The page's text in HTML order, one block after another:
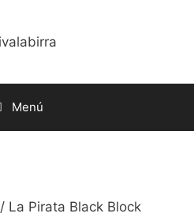
Menú
/ La Pirata Black Block